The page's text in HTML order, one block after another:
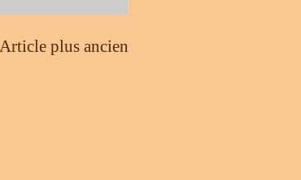
Article plus ancien